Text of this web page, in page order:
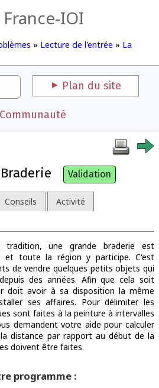
France-IOI
» Lecture de l'entrée » La
Plan du site
Communauté
Validation
Conseils
Activité
tradition, une grande braderie est
et toute la région y participe. C'est
de vendre quelques petits objets qui
des années. Afin que cela soit
doit avoir à sa disposition la même
ses affaires. Pour délimiter les
sont faites à la peinture à intervalles
demandent votre aide pour calculer
distance par rapport au début de la
doivent être faites.
programme :